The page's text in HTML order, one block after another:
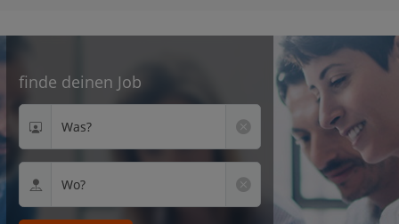
finde deinen Job
Was?
Wo?